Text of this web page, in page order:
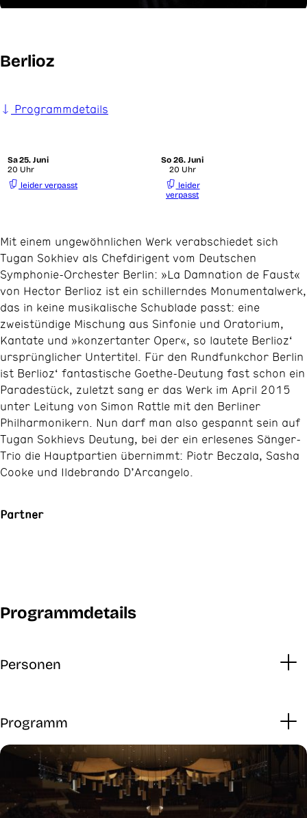
Berlioz
Programmdetails
Sa25. Juni
20 Uhr
leider verpasst
So 26. Juni
20 Uhr
leider
verpasst
Mit einem ungewöhnlichen Werk verabschiedet sich
Tugan Sokhiev als Chefdirigent vom Deutschen
Symphonie-Orchester Berlin: »La Damnation de Faust«
von Hector Berlioz ist ein schillerndes Monumentalwerk,
das in keine musikalische Schublade passt: eine
zweistündige Mischung aus Sinfonie und Oratorium,
Kantate und »konzertanter Oper«, so lautete Berlioz‘
ursprünglicher Untertitel. Für den Rundfunkchor Berlin
ist Berlioz‘ fantastische Goethe-Deutung fast schon ein
Paradestück, zuletzt sang er das Werk im April 2015
unter Leitung von Simon Rattle mit den Berliner
Philharmonikern. Nun darf man also gespannt sein auf
Tugan Sokhievs Deutung, bei der ein erlesenes Sänger-
Trio die Hauptpartien übernimmt: Piotr Beczala, Sasha
Cooke und Ildebrando D’Arcangelo.
Partner
Programmdetails
Personen
Programm